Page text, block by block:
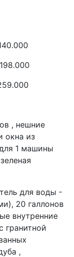
, нешние
окна из
1 машины
для воды -
20 галлонов
внутренние
гранитной
,